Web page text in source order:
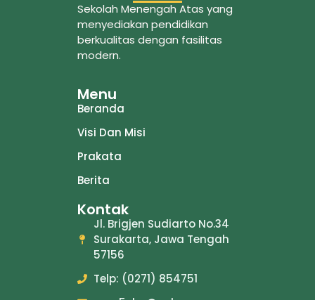
Sekolah Menengah Atas yang
menyediakan pendidikan
berkualitas dengan fasilitas
modern.
Menu
Beranda
Visi Dan Misi
Prakata
Berita
Kontak
Jl. Brigjen Sudiarto No.34
Surakarta, Jawa Tengah
57156
Telp: (0271) 854751